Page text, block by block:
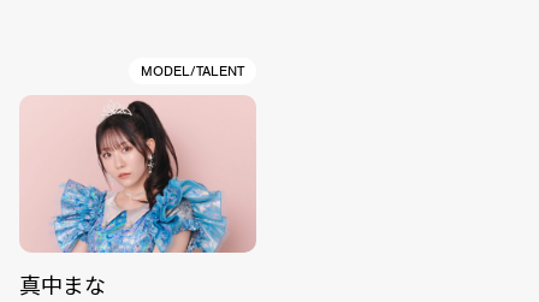
MODEL/TALENT
真中まな